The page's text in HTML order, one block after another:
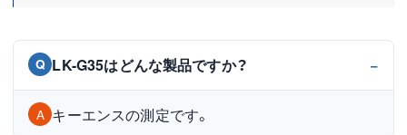
Q LK-G35はどんな製品ですか？
A キーエンスの測定です。